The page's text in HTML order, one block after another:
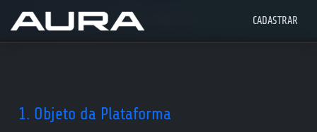
CADASTRAR
1. Objeto da Plataforma